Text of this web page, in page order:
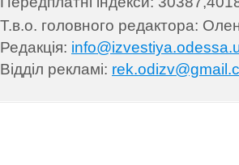
Т.в.о. головного редактора:
Редакція:
Відділ рекламі: